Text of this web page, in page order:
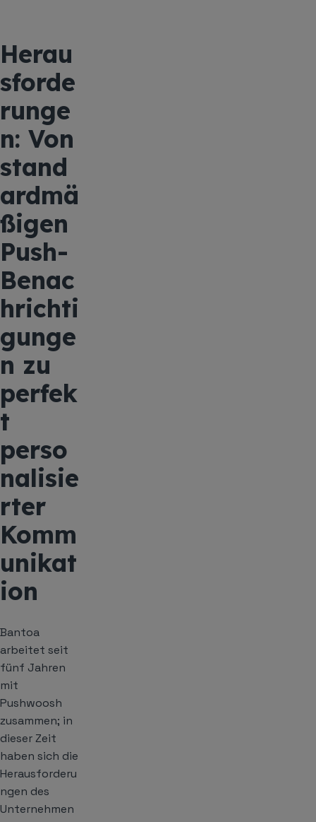
Herau
sforde
runge
n: Von
stand
ardmä
ßigen
Push-
Benac
hrichti
gunge
n zu
perfek
t
perso
nalisie
rter
Komm
unikat
ion
Bantoa
arbeitet seit
fünf Jahren
mit
Pushwoosh
zusammen; in
dieser Zeit
haben sich die
Herausforderu
ngen des
Unternehmen